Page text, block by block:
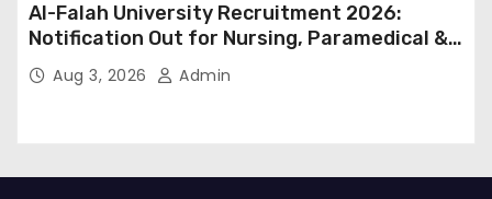
Al-Falah University Recruitment 2026:
Notification Out for Nursing, Paramedical &
Supporting Staff Posts, Apply Through Email
Aug 3, 2026 Admin